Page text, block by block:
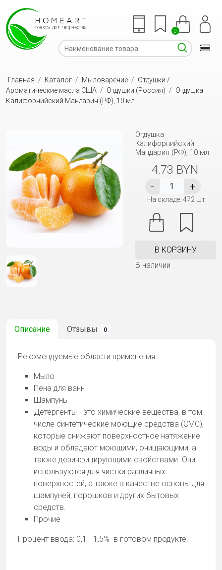
0
Главная / Каталог / Мыловарение / Отдушки /
Ароматические масла США / Отдушки (Россия) / Отдушка
Калифорнийский Мандарин (РФ), 10 мл
Отдушка
Калифорнийский
Мандарин (РФ), 10 мл
4.73 BYN
На складе: 472 шт.
В КОРЗИНУ
В наличии
Описание Отзывы 0
Рекомендуемые области применения:
Мыло
Пена для ванн
Шампунь
Детергенты - это химические вещества, в том
числе синтетические моющие средства (СМС),
которые снижают поверхностное натяжение
воды и обладают моющими, очищающими, а
также дезинфицирующими свойствами. Они
используются для чистки различных
поверхностей, а также в качестве основы для
шампуней, порошков и других бытовых
средств.
Прочие
Процент ввода: 0,1 - 1,5% в готовом продукте.